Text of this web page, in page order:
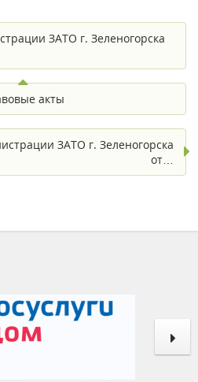
ЗАТО г. Зеленогорска
акты
ЗАТО г. Зеленогорска
от…